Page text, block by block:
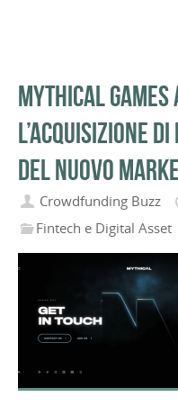
Mythical
l’acquisizione
del nuovo
Crowdfunding Buzz
Fintech e Digital Asset